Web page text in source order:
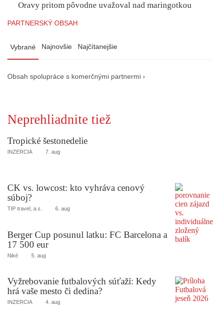
Oravy pritom pôvodne uvažoval nad maringotkou
PARTNERSKÝ OBSAH
Vybrané Najnovšie Najčítanejšie
Obsah spolupráce s komerčnými partnermi ›
Neprehliadnite tiež
Tropické šestonedelie
INZERCIA 7. aug
CK vs. lowcost: kto vyhráva cenový
súboj?
TIP travel, a.s. 6. aug
Berger Cup posunul latku: FC Barcelona a
17 500 eur
Niké 5. aug
Vyžrebovanie futbalových súťaží: Kedy
hrá vaše mesto či dedina?
INZERCIA 4. aug